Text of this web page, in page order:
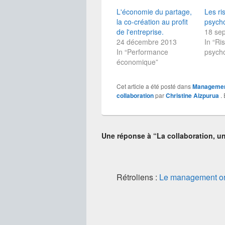
u
r
p
a
r
t
a
g
e
r
T
w
t
o
a
n
u
r
p
a
r
t
a
g
e
r
F
a
b
k
(
a
L'économie du partage,
la co-création au profit
de l'entreprise.
24 décembre 2013
In “Performance
économique”
Les
18
In
Cet article a été posté dans
collaborationparChristine Aizpurua .
Une réponse à “La collaboration,
Rétroliens : Le management